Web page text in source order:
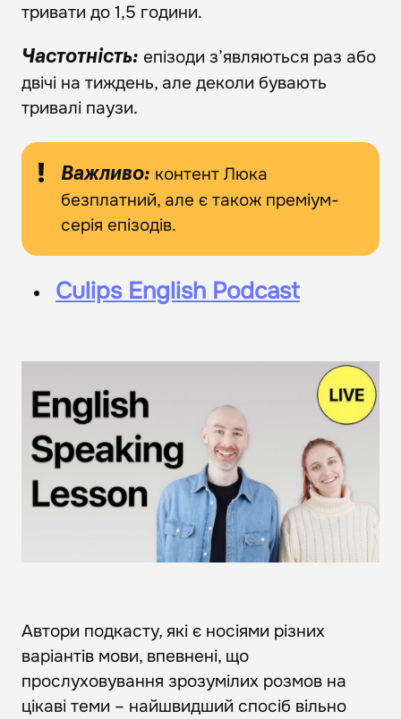
тривати до 1,5 години.
Частотність: епізоди з’являються раз або
двічі на тиждень, але деколи бувають
тривалі паузи.
Важливо: контент Люка
безплатний, але є також преміум-
серія епізодів.
Culips English Podcast
Автори подкасту, які є носіями різних
варіантів мови, впевнені, що
прослуховування зрозумілих розмов на
цікаві теми – найшвидший спосіб вільно